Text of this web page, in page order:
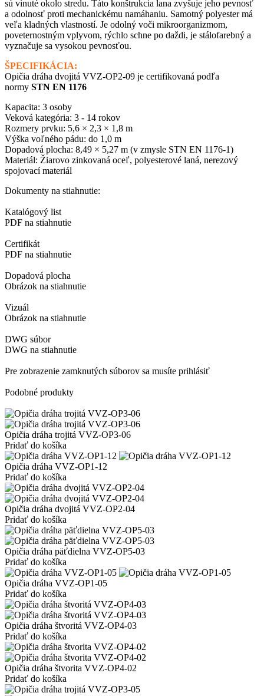
sú vinuté okolo stredu. Táto konštrukcia lana zvyšuje jeho pevnosť
a odolnosť proti mechanickému namáhaniu. Samotný polyester má
veľa kladných vlastností. Je odolný voči mikroorganizmom,
poveternostným vplyvom, rýchlo schne po daždi, je stálofarebný a
vyznačuje sa vysokou pevnosťou.
ŠPECIFIKÁCIA:
Opičia dráha dvojitá VVZ-OP2-09 je certifikovaná podľa
normy STN EN 1176
Kapacita: 3 osoby
Veková kategória: 3 - 14 rokov
Rozmery prvku: 5,6 × 2,3 × 1,8 m
Výška voľného pádu: do 1,0 m
Dopadová plocha: 8,49 × 5,27 m (v zmysle STN EN 1176-1)
Materiál: Žiarovo zinkovaná oceľ, polyesterové laná, nerezový
spojovací materiál
Dokumenty na stiahnutie:
Katalógový list
PDF na stiahnutie
Certifikát
PDF na stiahnutie
Dopadová plocha
Obrázok na stiahnutie
Vizuál
Obrázok na stiahnutie
DWG súbor
DWG na stiahnutie
Pre zobrazenie zamknutých súborov sa musíte prihlásiť
Podobné produkty
Opičia dráha trojitá VVZ-OP3-06
Pridať do košíka
Opičia dráha VVZ-OP1-12
Pridať do košíka
Opičia dráha dvojitá VVZ-OP2-04
Pridať do košíka
Opičia dráha päťdielna VVZ-OP5-03
Pridať do košíka
Opičia dráha VVZ-OP1-05
Pridať do košíka
Opičia dráha štvoritá VVZ-OP4-03
Pridať do košíka
Opičia dráha štvorita VVZ-OP4-02
Pridať do košíka